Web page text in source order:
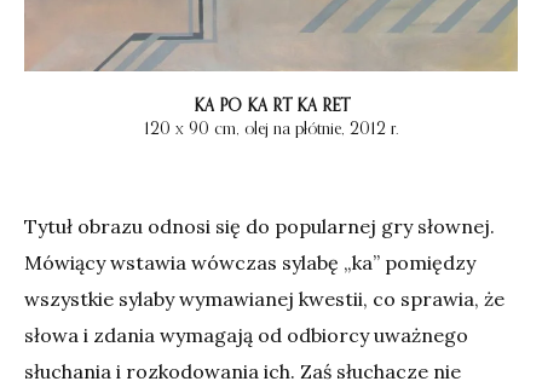
KA PO KA RT KA RET
120 x 90 cm, olej na płótnie, 2012 r.
Tytuł obrazu odnosi się do popularnej gry słownej.
Mówiący wstawia wówczas sylabę „ka” pomiędzy
wszystkie sylaby wymawianej kwestii, co sprawia, że
słowa i zdania wymagają od odbiorcy uważnego
słuchania i rozkodowania ich. Zaś słuchacze nie